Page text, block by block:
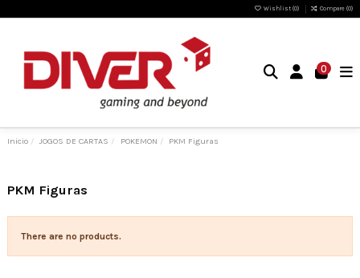
Wishlist (0) Compare (0)
0
Inicio JOGOS DE CARTAS POKEMON PKM Figuras
PKM Figuras
There are no products.